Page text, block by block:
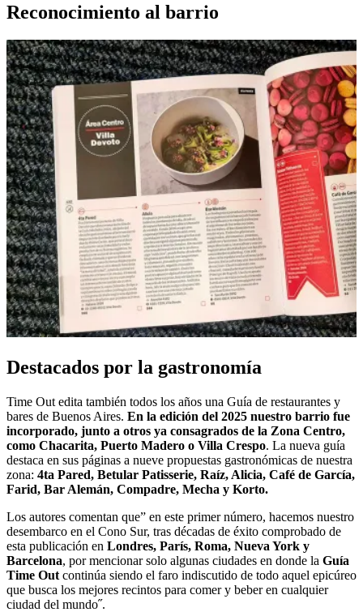
Reconocimiento al barrio
Destacados por la gastronomía
Time Out edita también todos los años una Guía de restaurantes y
bares de Buenos Aires. En la edición del 2025 nuestro barrio fue
incorporado, junto a otros ya consagrados de la Zona Centro,
como Chacarita, Puerto Madero o Villa Crespo. La nueva guía
destaca en sus páginas a nueve propuestas gastronómicas de nuestra
zona: 4ta Pared, Betular Patisserie, Raíz, Alicia, Café de García,
Farid, Bar Alemán, Compadre, Mecha y Korto.
Los autores comentan que” en este primer número, hacemos nuestro
desembarco en el Cono Sur, tras décadas de éxito comprobado de
esta publicación en Londres, París, Roma, Nueva York y
Barcelona, por mencionar solo algunas ciudades en donde la Guía
Time Out continúa siendo el faro indiscutido de todo aquel epicúreo
que busca los mejores recintos para comer y beber en cualquier
ciudad del mundo˝.